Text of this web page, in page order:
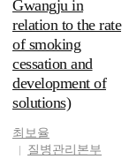
Gwangju in
relation to the rate
of smoking
cessation and
development of
solutions)
최보율
질병관리본부